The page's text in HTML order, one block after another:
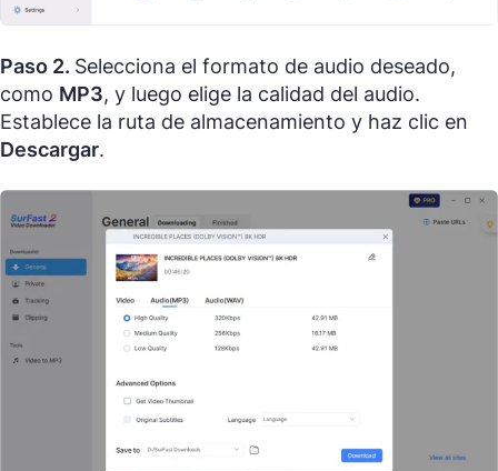
Paso 2. Selecciona el formato de audio deseado,
como MP3, y luego elige la calidad del audio.
Establece la ruta de almacenamiento y haz clic en
Descargar.